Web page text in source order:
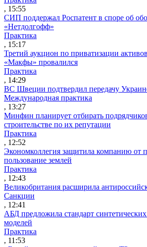
, 15:55
СИП поддержал Роспатент в споре об
«Нетдолгофф»
Практика
, 15:17
Третий аукцион по приватизации
«Макфы» провалился
Практика
, 14:29
ВС Швеции подтвердил передачу
Международная практика
, 13:27
Минфин планирует отбирать
строительстве по их репутации
Практика
, 12:52
Экономколлегия защитила компанию от
пользование землей
Практика
, 12:43
Великобритания расширила
Санкции
, 12:41
АБД предложила стандарт
моделей
Практика
, 11:53